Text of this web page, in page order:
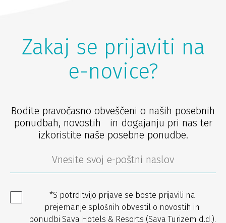
Zakaj se prijaviti na
e-novice?
Bodite pravočasno obveščeni o naših posebnih
ponudbah, novostih in dogajanju pri nas ter
izkoristite naše posebne ponudbe.
*S potrditvijo prijave se boste prijavili na
prejemanje splošnih obvestil o novostih in
ponudbi Sava Hotels & Resorts (Sava Turizem d.d.).